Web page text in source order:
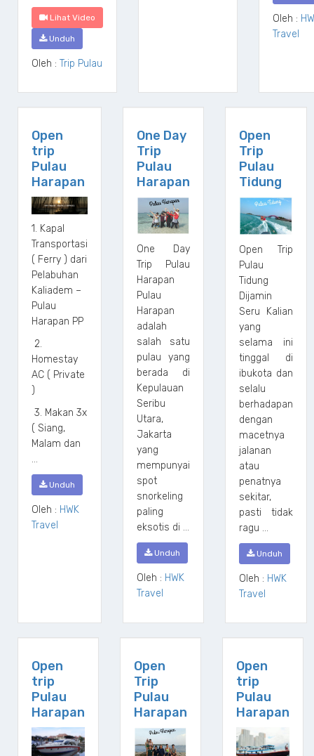
Lihat Video
Unduh
Oleh : Trip Pulau
Oleh :
Travel
Open
trip
Pulau
Harapan
1. Kapal
Transportasi
( Ferry ) dari
Pelabuhan
Kaliadem –
Pulau
Harapan PP
2.
Homestay
AC ( Private
)
3. Makan 3x
( Siang,
Malam dan
...
Unduh
Oleh : HWK
Travel
One Day
Trip
Pulau
Harapan
One Day
Trip Pulau
Harapan
Pulau
Harapan
adalah
salah satu
pulau yang
berada di
Kepulauan
Seribu
Utara,
Jakarta
yang
mempunyai
spot
snorkeling
paling
eksotis di ...
Unduh
Oleh : HWK
Travel
Open
Trip
Pulau
Tidung
Open Trip
Pulau
Tidung
Dijamin
Seru Kalian
yang
selama ini
tinggal di
ibukota dan
selalu
berhadapan
dengan
macetnya
jalanan
atau
penatnya
sekitar,
pasti tidak
ragu ...
Unduh
Oleh : HWK
Travel
Open
trip
Pulau
Harapan
Open
Trip
Pulau
Harapan
Open
trip
Pulau
Harapan